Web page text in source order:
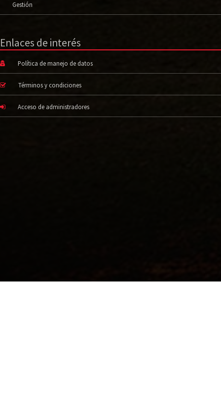
Gestión
Enlaces de interés
Política de manejo de datos
Términos y condiciones
Acceso de administradores